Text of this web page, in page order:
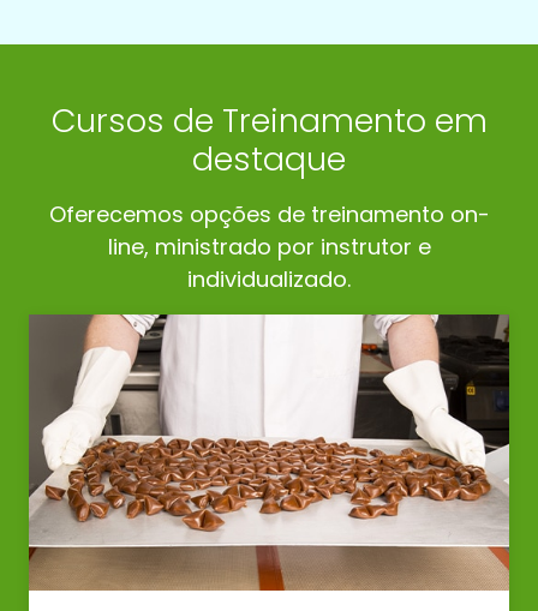
Cursos de Treinamento em
destaque
Oferecemos opções de treinamento on-
line, ministrado por instrutor e
individualizado.